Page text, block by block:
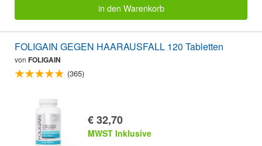
in den Warenkorb
FOLIGAIN GEGEN HAARAUSFALL 120 Tabletten
von FOLIGAIN
(365)
€ 32,70
MWST Inklusive